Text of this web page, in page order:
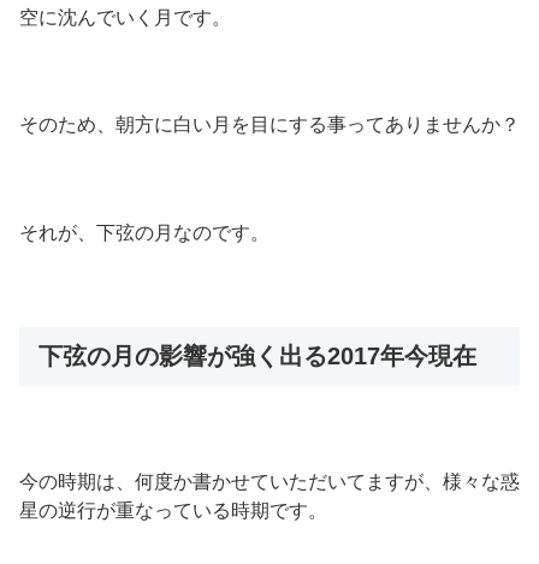
空に沈んでいく月です。
そのため、朝方に白い月を目にする事ってありませんか？
それが、下弦の月なのです。
下弦の月の影響が強く出る2017年今現在
今の時期は、何度か書かせていただいてますが、様々な惑
星の逆行が重なっている時期です。